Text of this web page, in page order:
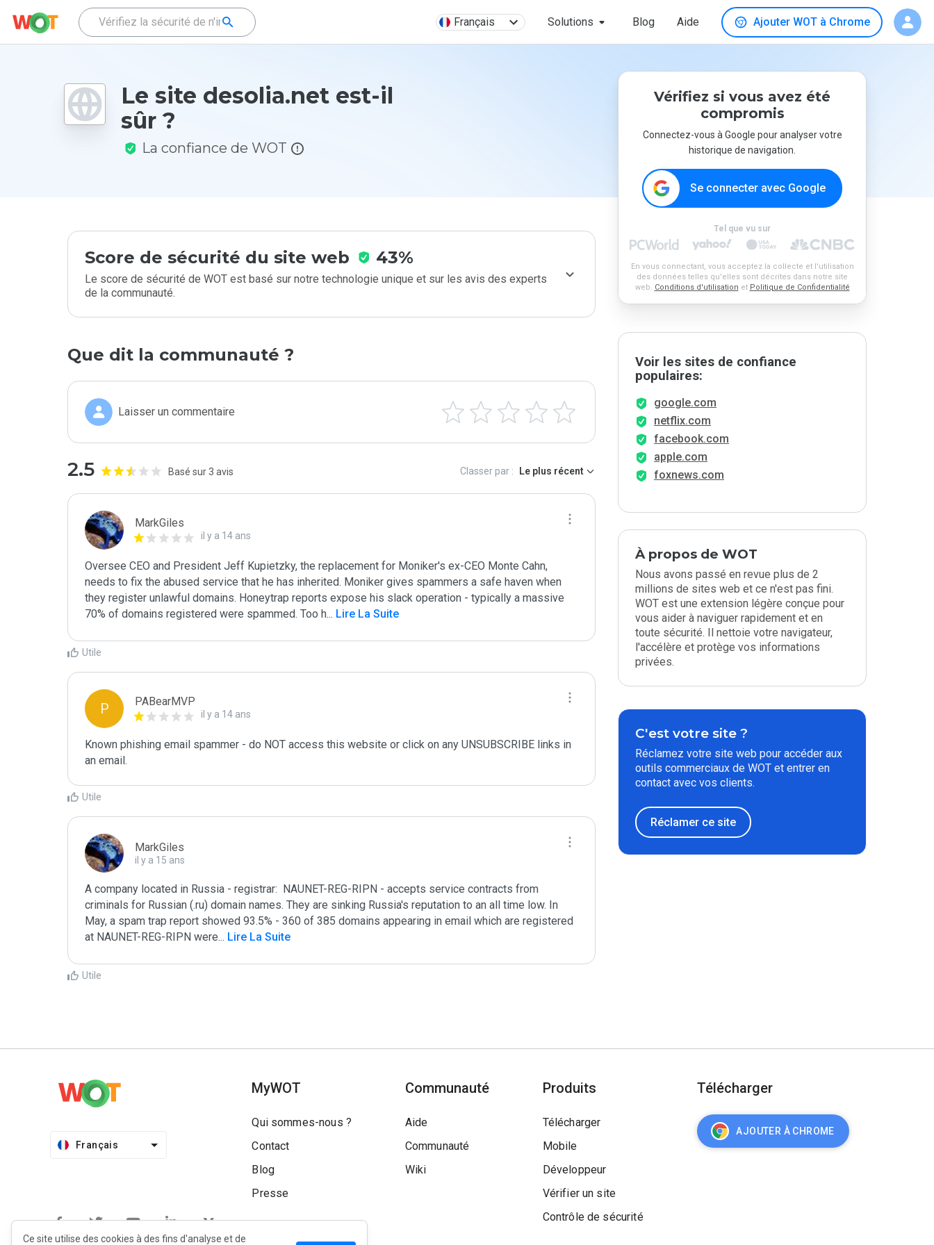
Français Solutions Blog Aide Ajouter WOT à Chrome
Le site desolia.net est-il
sûr ?
La confiance de WOT
Score de sécurité du site web 43%
Le score de sécurité de WOT est basé sur notre technologie unique et sur les avis des experts
de la communauté.
Que dit la communauté ?
Laisser un commentaire
2.5 Basé sur 3 avis Classer par : Le plus récent
MarkGiles
il y a 14 ans
Oversee CEO and President Jeff Kupietzky, the replacement for Moniker's ex-CEO Monte Cahn,
needs to fix the abused service that he has inherited. Moniker gives spammers a safe haven when
they register unlawful domains. Honeytrap reports expose his slack operation - typically a massive
70% of domains registered were spammed. Too h... Lire La Suite
Utile
P PABearMVP
il y a 14 ans
Known phishing email spammer - do NOT access this website or click on any UNSUBSCRIBE links in
an email.
Utile
MarkGiles
il y a 15 ans
A company located in Russia - registrar:  NAUNET-REG-RIPN - accepts service contracts from
criminals for Russian (.ru) domain names. They are sinking Russia's reputation to an all time low. In
May, a spam trap report showed 93.5% - 360 of 385 domains appearing in email which are registered
at NAUNET-REG-RIPN were... Lire La Suite
Utile
Vérifiez si vous avez été
compromis
Connectez-vous à Google pour analyser votre
historique de navigation.
Se connecter avec Google
Tel que vu sur
En vous connectant, vous acceptez la collecte et l'utilisation
des données telles qu'elles sont décrites dans notre site
web. Conditions d'utilisation et Politique de Confidentialité
Voir les sites de confiance
populaires:
google.com
netflix.com
facebook.com
apple.com
foxnews.com
À propos de WOT
Nous avons passé en revue plus de 2
millions de sites web et ce n'est pas fini.
WOT est une extension légère conçue pour
vous aider à naviguer rapidement et en
toute sécurité. Il nettoie votre navigateur,
l'accélère et protège vos informations
privées.
C'est votre site ?
Réclamez votre site web pour accéder aux
outils commerciaux de WOT et entrer en
contact avec vos clients.
Réclamer ce site
Français
MyWOT
Qui sommes-nous ?
Contact
Blog
Presse
Communauté
Aide
Communauté
Wiki
Produits
Télécharger
Mobile
Développeur
Vérifier un site
Contrôle de sécurité
Télécharger
AJOUTER À CHROME
Ce site utilise des cookies à des fins d'analyse et de